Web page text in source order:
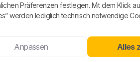
Sichtbar sind die Grundversorgung,
weil nicht jeder Haushalt
Präferenzen festlegen. Mit dem Klick
werden lediglich technisch notwendige
Anpassen Alles